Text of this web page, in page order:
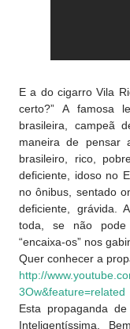
E a do cigarro Vila
certo?” A famosa
brasileira, campeã
maneira de pensar
brasileiro, rico,
deficiente, idoso no
no ônibus, sentado
deficiente, grávida.
toda, se não pode
“encaixa-os” nos
Quer conhecer a
http://
3Ow&feature=related
Esta propaganda
Inteligentíssima.